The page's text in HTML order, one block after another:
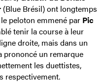
(Blue Brésil) ont longtemps
peloton emmené par Pic
tenir la course à leur
droite, mais dans un
prononcé un remarque
les duettistes,
respectivement.